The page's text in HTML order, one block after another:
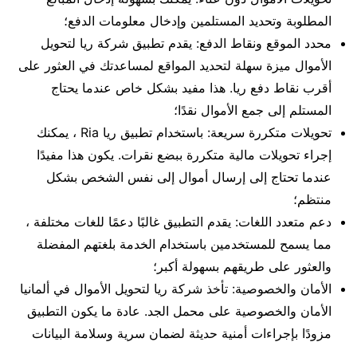
المطلوبة وتحديد المستلمين وإدخال معلومات الدفع؛
محدد الموقع ونقاط الدفع: يقدم تطبيق شركة ريا لتحويل
الأموال ميزة سهلة لتحديد المواقع لمساعدتك في العثور على
أقرب نقاط دفع ريا. هذا مفيد بشكل خاص عندما يحتاج
المستلم إلى جمع الأموال نقدًا؛
تحويلات متكررة سريعة: باستخدام تطبيق ريا Ria ، يمكنك
إجراء تحويلات مالية متكررة ببضع نقرات. يكون هذا مفيدًا
عندما تحتاج إلى إرسال أموال إلى نفس الشخص بشكل
منتظم؛
دعم متعدد اللغات: يقدم التطبيق غالبًا دعمًا للغات مختلفة ،
مما يسمح للمستخدمين باستخدام الخدمة بلغتهم المفضلة
والعثور على طريقهم بسهولة أكبر؛
الأمان والخصوصية: تأخذ شركة ريا لتحويل الأموال في ألمانيا
الأمان والخصوصية على محمل الجد. عادة ما يكون التطبيق
مزودًا بإجراءات أمنية حديثة لضمان سرية وسلامة البيانات